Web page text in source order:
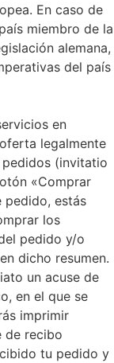
En caso de
miembro de la
alemana,
del país
en
legalmente
(invitatio
«Comprar
pedido, estás
los
pedido y/o
dicho resumen.
un acuse de
en el que se
imprimir
de recibo
tu pedido y